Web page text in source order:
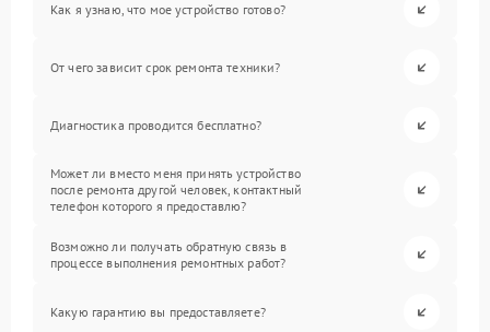
Как я узнаю, что мое устройство готово?
От чего зависит срок ремонта техники?
Диагностика проводится бесплатно?
Может ли вместо меня принять устройство
после ремонта другой человек, контактный
телефон которого я предоставлю?
Возможно ли получать обратную связь в
процессе выполнения ремонтных работ?
Какую гарантию вы предоставляете?